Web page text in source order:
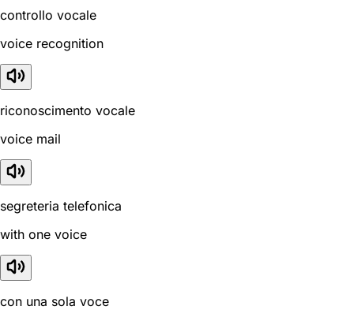
controllo vocale
voice recognition
riconoscimento vocale
voice mail
segreteria telefonica
with one voice
con una sola voce